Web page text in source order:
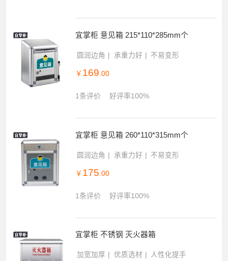
宜掌柜 意见箱 215*110*285mm个
圆润边角 承重力好 不易变形
￥ 169.00
1条评价 好评率100%
宜掌柜 意见箱 260*110*315mm个
圆润边角 承重力好 不易变形
￥ 175 .00
1条评价 好评率100%
宜掌柜 不锈钢 灭火器箱
加宽加厚 优质选材 人性化提手